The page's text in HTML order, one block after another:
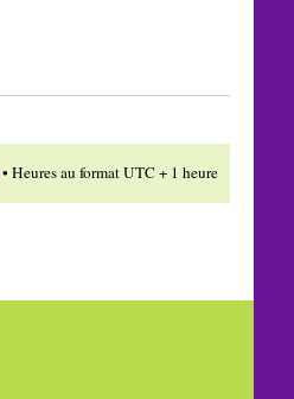
• Heures au format UTC + 1 heure